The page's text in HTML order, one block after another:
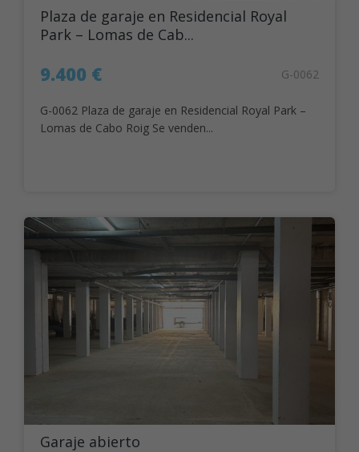
Plaza de garaje en Residencial Royal
Park – Lomas de Cab...
9.400 € G-0062
G-0062 Plaza de garaje en Residencial Royal Park –
Lomas de Cabo Roig Se venden...
Garaje abierto